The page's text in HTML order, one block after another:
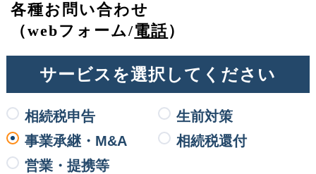
各種お問い合わせ
（webフォーム/電話）
サービスを選択してください
相続税申告
生前対策
事業承継・M&A
相続税還付
営業・ 提携等